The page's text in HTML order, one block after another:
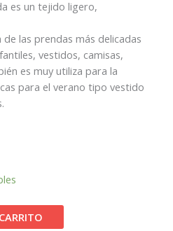
es un tejido ligero,
las prendas más delicadas
vestidos, camisas,
es muy utiliza para la
para el verano tipo vestido